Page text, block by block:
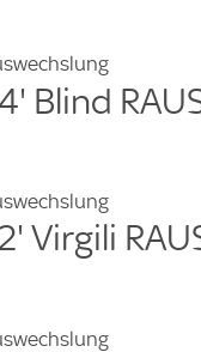
Blind
Virgili